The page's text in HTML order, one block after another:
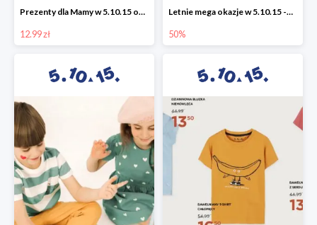
Prezenty dla Mamy w 5.10.15 od 12,99 zł
12.99 zł
Letnie mega okazje w 5.10.15 -50%
50%